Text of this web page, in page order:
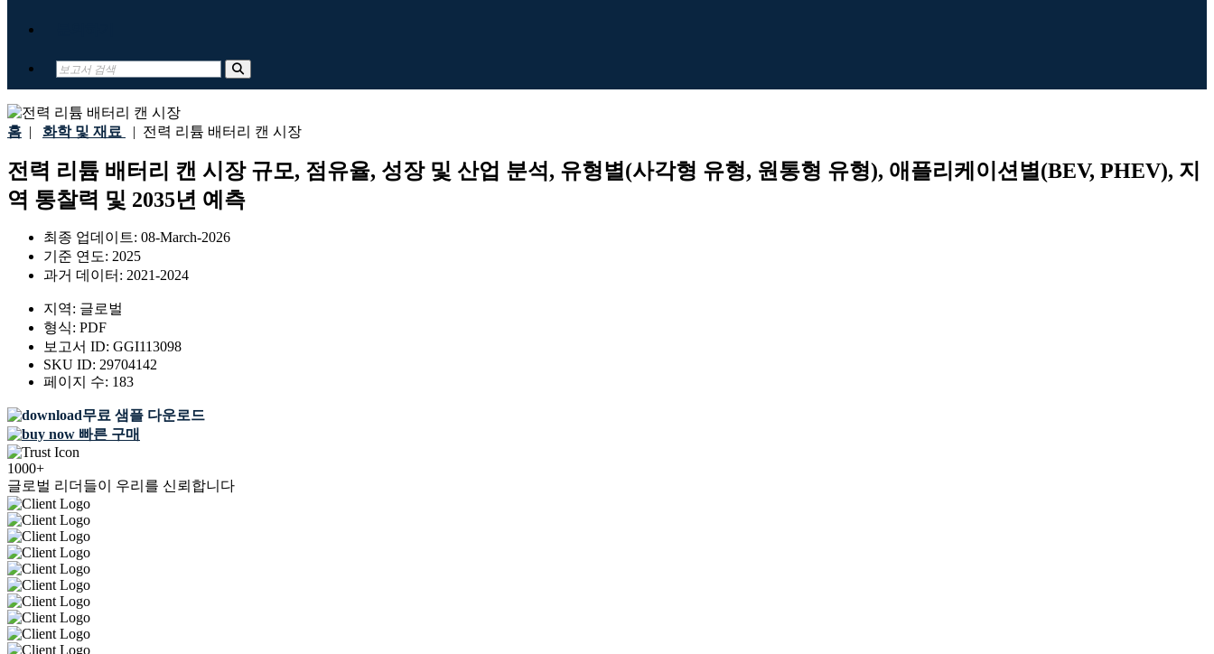
홈 | 화학 및 재료 | 전력 리튬 배터리 캔 시장
전력 리튬 배터리 캔 시장 규모, 점유율, 성장 및 산업 분석, 유형별(사각형 유형, 원통형 유형), 애플리케이션별(BEV, PHEV), 지
역 통찰력 및 2035년 예측
최종 업데이트: 08-March-2026
기준 연도: 2025
과거 데이터: 2021-2024
지역: 글로벌
형식: PDF
보고서 ID: GGI113098
SKU ID: 29704142
페이지 수: 183
무료 샘플 다운로드
빠른 구매
1000+
글로벌 리더들이 우리를 신뢰합니다